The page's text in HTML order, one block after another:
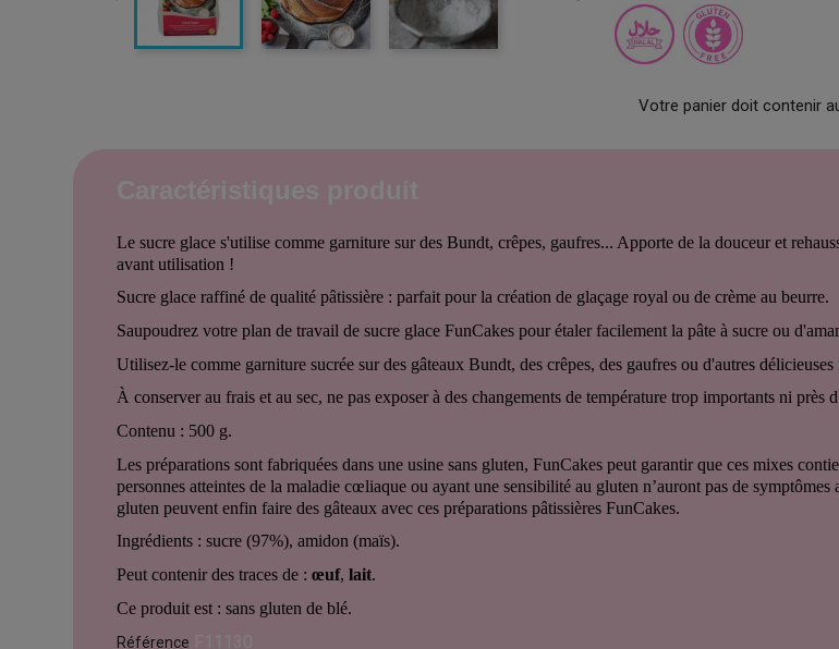
Votre panier doit contenir
Le sucre glace s'utilise comme garniture sur des Bundt, crêpes, gaufres... Apporte de la douceur et
avant utilisation !
Sucre glace raffiné de qualité pâtissière : parfait pour la création de glaçage royal ou de crème au beurre.
Saupoudrez votre plan de travail de sucre glace FunCakes pour étaler facilement la pâte à sucre ou
Utilisez-le comme garniture sucrée sur des gâteaux Bundt, des crêpes, des gaufres ou d'autres délicieuses
À conserver au frais et au sec, ne pas exposer à des changements de température trop importants ni près
Contenu : 500 g.
Les préparations sont fabriquées dans une usine sans gluten, FunCakes peut garantir que ces mixes
personnes atteintes de la maladie cœliaque ou ayant une sensibilité au gluten n’auront pas de
gluten peuvent enfin faire des gâteaux avec ces préparations pâtissières FunCakes.
Ingrédients : sucre (97%), amidon (maïs).
Peut contenir des traces de :œuf,lait.
Ce produit est : sans gluten de blé.
Référence